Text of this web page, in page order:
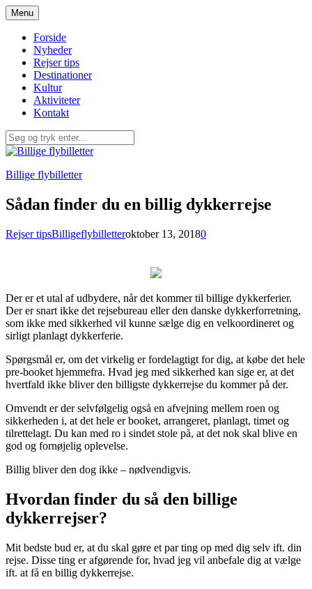
Spring
til
indhold
Menu
Forside
Nyheder
Rejser tips
Destinationer
Kultur
Aktiviteter
Kontakt
Billige flybilletter
Sådan finder du en billig dykkerrejse
Rejser tipsBilligeflybilletteroktober 13, 20180
Der er et utal af udbydere, når det kommer til billige dykkerferier.
Der er snart ikke det rejsebureau eller den danske dykkerforretning,
som ikke med sikkerhed vil kunne sælge dig en velkoordineret og
sirligt planlagt dykkerferie.
Spørgsmål er, om det virkelig er fordelagtigt for dig, at købe det hele
pre-booket hjemmefra. Hvad jeg med sikkerhed kan sige er, at det
hvertfald ikke bliver den billigste dykkerrejse du kommer på der.
Omvendt er der selvfølgelig også en afvejning mellem roen og
sikkerheden i, at det hele er booket, arrangeret, planlagt, timet og
tilrettelagt. Du kan med ro i sindet stole på, at det nok skal blive en
god og fornøjelig oplevelse.
Billig bliver den dog ikke – nødvendigvis.
Hvordan finder du så den billige
dykkerrejser?
Mit bedste bud er, at du skal gøre et par ting op med dig selv ift. din
rejse. Disse ting er afgørende for, hvad jeg vil anbefale dig at vælge
ift. at få en billig dykkerrejse.